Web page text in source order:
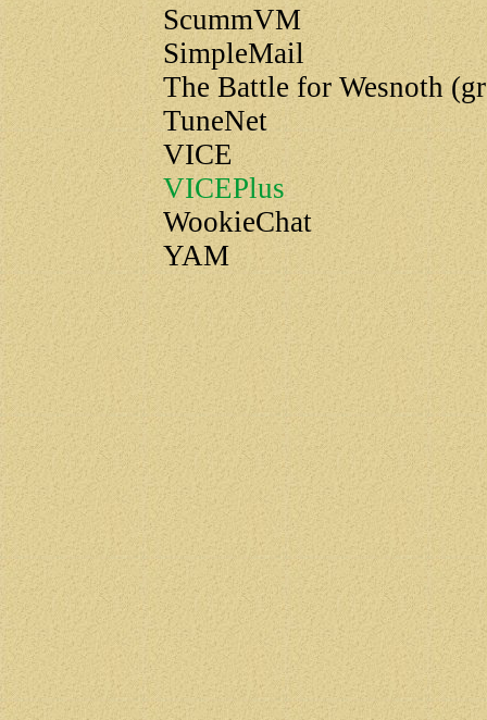
ScummVM
SimpleMail
The Battle for Wesnoth
TuneNet
VICE
VICEPlus
WookieChat
YAM